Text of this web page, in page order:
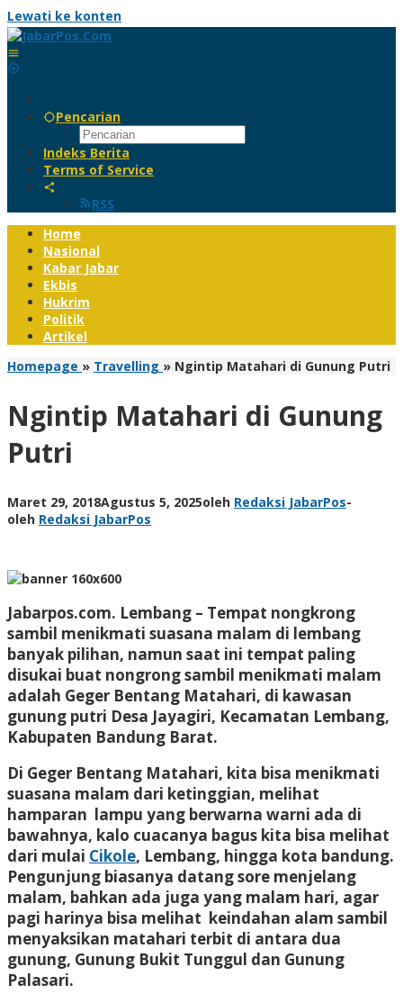
Lewati ke konten
Pencarian
Indeks Berita
Terms of Service
RSS
Home
Nasional
Kabar Jabar
Ekbis
Hukrim
Politik
Artikel
Homepage » Travelling » Ngintip Matahari di Gunung Putri
Ngintip Matahari di Gunung
Putri
Maret 29, 2018Agustus 5, 2025oleh Redaksi JabarPos-
oleh Redaksi JabarPos
Jabarpos.com. Lembang – Tempat nongkrong
sambil menikmati suasana malam di lembang
banyak pilihan, namun saat ini tempat paling
disukai buat nongrong sambil menikmati malam
adalah Geger Bentang Matahari, di kawasan
gunung putri Desa Jayagiri, Kecamatan Lembang,
Kabupaten Bandung Barat.
Di Geger Bentang Matahari, kita bisa menikmati
suasana malam dari ketinggian, melihat
hamparan lampu yang berwarna warni ada di
bawahnya, kalo cuacanya bagus kita bisa melihat
dari mulai Cikole, Lembang, hingga kota bandung.
Pengunjung biasanya datang sore menjelang
malam, bahkan ada juga yang malam hari, agar
pagi harinya bisa melihat keindahan alam sambil
menyaksikan matahari terbit di antara dua
gunung, Gunung Bukit Tunggul dan Gunung
Palasari.